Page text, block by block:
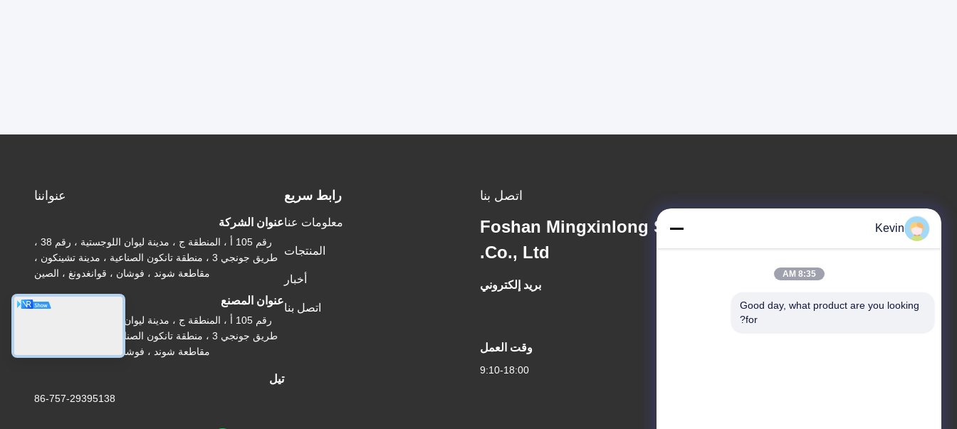
اتصل بنا
Foshan Mingxinlong Stainless Steel
Co., Ltd.
بريد إلكتروني
info@mxlbxg.com
وقت العمل
9:10-18:00
رابط سريع
معلومات عنا
المنتجات
أخبار
اتصل بنا
عنواننا
عنوان الشركة
رقم 105 أ ، المنطقة ج ، مدينة ليوان اللوجستية ، رقم 38 ،
طريق جونجي 3 ، منطقة تانكون الصناعية ، مدينة تشينكون ،
مقاطعة شوند ، فوشان ، قوانغدونغ ، الصين
عنوان المصنع
طريق جونجي 3 ، منطقة تانكون الصناعية ، مدينة تشينكون ،
مقاطعة شوند ، فوشان ، قوانغدونغ ، الصين
تيل
86-757-29395138
Kevin
8:35 AM
Good day, what product are you looking
for?